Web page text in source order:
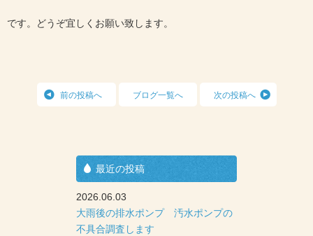
です。どうぞ宜しくお願い致します。
前の投稿へ ブログ一覧へ 次の投稿へ
最近の投稿
2026.06.03
大雨後の排水ポンプ 汚水ポンプの
不具合調査します